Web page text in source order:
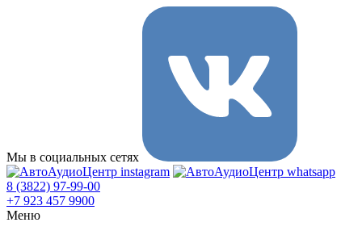
Мы в социальных сетях
8 (3822) 97-99-00
+7 923 457 9900
Меню